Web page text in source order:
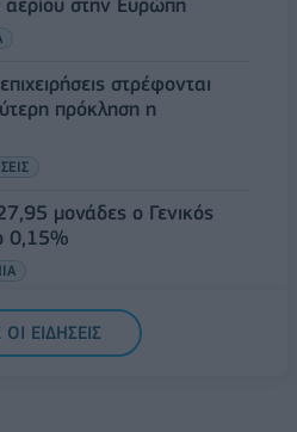
στρέφονται
πρόκληση η
μονάδες ο Γενικός
0,15%
ΕΙΔΗΣΕΙΣ